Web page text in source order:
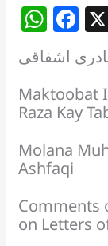
W
h
at
s
A
p
p
F
a
c
e
b
o
k
اشفاقی
Maktoobat
Raza Kay
Molana
Ashfaqi
Comments
on Letters